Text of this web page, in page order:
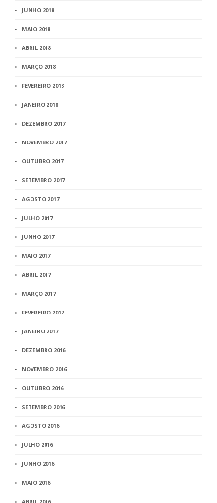
JUNHO 2018
MAIO 2018
ABRIL 2018
MARÇO 2018
FEVEREIRO 2018
JANEIRO 2018
DEZEMBRO 2017
NOVEMBRO 2017
OUTUBRO 2017
SETEMBRO 2017
AGOSTO 2017
JULHO 2017
JUNHO 2017
MAIO 2017
ABRIL 2017
MARÇO 2017
FEVEREIRO 2017
JANEIRO 2017
DEZEMBRO 2016
NOVEMBRO 2016
OUTUBRO 2016
SETEMBRO 2016
AGOSTO 2016
JULHO 2016
JUNHO 2016
MAIO 2016
ABRIL 2016